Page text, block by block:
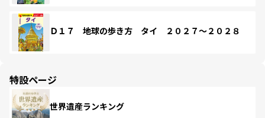
Ｄ１７ 地球の歩き方 タイ ２０２７～２０２８
特設ページ
世界遺産ランキング